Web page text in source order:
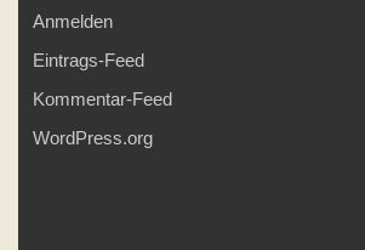
Anmelden
Eintrags-Feed
Kommentar-Feed
WordPress.org